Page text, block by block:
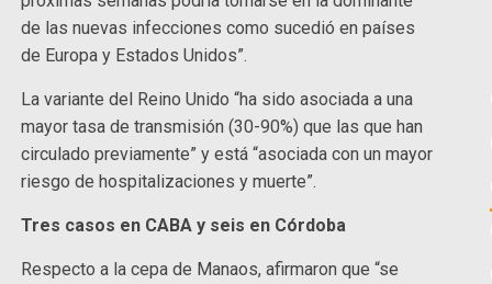
de las nuevas infecciones como sucedió en países
de Europa y Estados Unidos”.
La variante del Reino Unido “ha sido asociada a una
mayor tasa de transmisión (30-90%) que las que han
circulado previamente” y está “asociada con un mayor
riesgo de hospitalizaciones y muerte”.
Tres casos en CABA y seis en Córdoba
Respecto a la cepa de Manaos, afirmaron que “se